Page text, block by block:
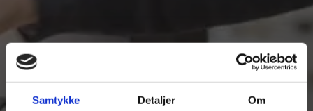
Samtykke Detaljer Om